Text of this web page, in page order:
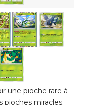
une pioche rare à
pioches miracles.